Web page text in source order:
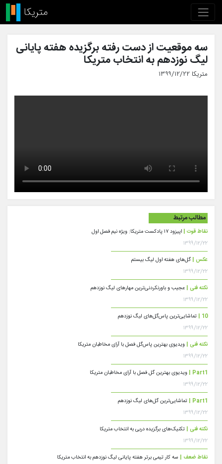
سه موقعیت از دست رفته برگزیده هفته پایانی
لیگ نوزدهم به انتخاب متریکا
متریکا ۱۳۹۹/۱۲/۲۲
مطالب مرتبط
نقاط قوت | اپیزود ۱۷ پادکست متریکا: ویژه نیم فصل اول
۱۳۹۹/۱۲/۲۲
عکس | گل‌های هفته اول لیگ بیستم
۱۳۹۹/۱۲/۲۲
نکته فنی | عجیب و باورنکردنی‌ترین مهارهای لیگ نوزدهم
۱۳۹۹/۱۲/۲۲
10 | تماشایی‌ترین پاس‌گل‌های لیگ نوزدهم
۱۳۹۹/۱۲/۲۲
نکته فنی | ویدیوی بهترین پاس‌گل فصل با آرای مخاطبان متریکا
۱۳۹۹/۱۲/۲۲
Part1 | ویدیوی بهترین گل فصل با آرای مخاطبان متریکا
۱۳۹۹/۱۲/۲۲
Part1 | تماشایی‌ترین گل‌های لیگ نوزدهم
۱۳۹۹/۱۲/۲۲
نکته فنی | تکنیک‌های برگزیده دربی به انتخاب متریکا
۱۳۹۹/۱۲/۲۲
نقاط ضعف | سه کار تیمی برتر هفته پایانی لیگ نوزدهم به انتخاب متریکا